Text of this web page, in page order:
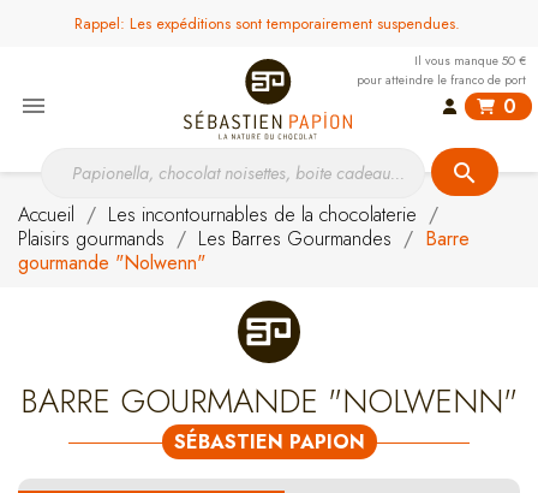
Rappel: Les expéditions sont temporairement suspendues.
search
0
Il vous manque 50 €
pour atteindre le franco de port

Accueil
Les incontournables de la chocolaterie
Plaisirs gourmands
Les Barres Gourmandes
Barre
gourmande "Nolwenn"
BARRE GOURMANDE "NOLWENN"
SÉBASTIEN PAPION